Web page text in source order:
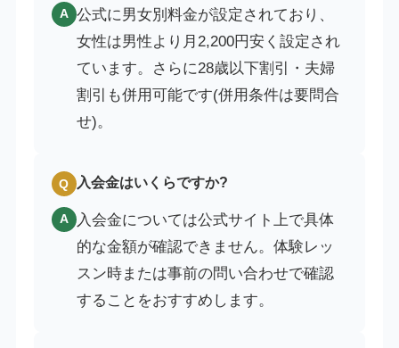
A 公式に男女別料金が設定されており、
女性は男性より月2,200円安く設定され
ています。さらに28歳以下割引・夫婦
割引も併用可能です(併用条件は要問合
せ)。
Q 入会金はいくらですか?
A 入会金については公式サイト上で具体
的な金額が確認できません。体験レッ
スン時または事前の問い合わせで確認
することをおすすめします。